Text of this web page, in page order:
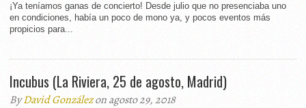
¡Ya teníamos ganas de concierto! Desde julio que no presenciaba uno
en condiciones, había un poco de mono ya, y pocos eventos más
propicios para...
Incubus (La Riviera, 25 de agosto, Madrid)
ByDavid Gonzálezon agosto 29, 2018